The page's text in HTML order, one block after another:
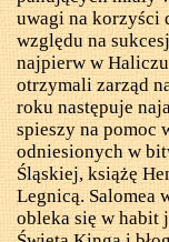
uwagi na korzyści
względu na
najpierw w
otrzymali zarząd
roku następuje
spieszy na pomoc
odniesionych w
Śląskiej, książę
Legnicą. Salomea
obleka się w habit